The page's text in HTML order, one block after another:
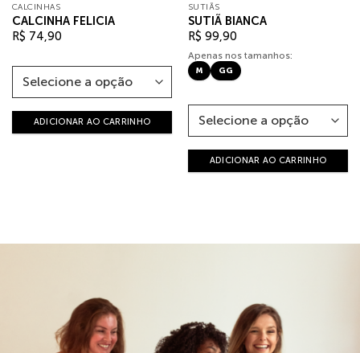
CALCINHAS
CALCINHA FELICIA
R$ 74,90
ADICIONAR AO CARRINHO
SUTIÃS
SUTIÃ BIANCA
R$ 99,90
Apenas nos tamanhos:
M GG
ADICIONAR AO CARRINHO